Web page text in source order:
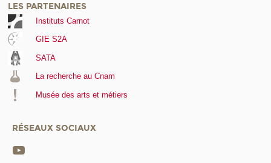
LES PARTENAIRES
Instituts Carnot
GIE S2A
SATA
La recherche au Cnam
Musée des arts et métiers
RÉSEAUX SOCIAUX